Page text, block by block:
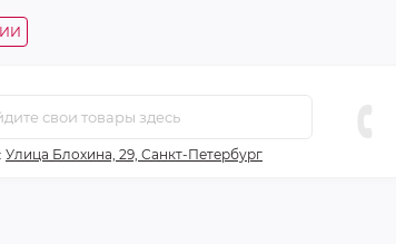
Улица Блохина, 29, Санкт-Петербург